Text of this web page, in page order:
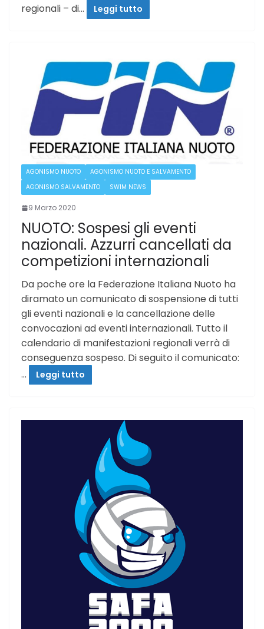
regionali – di…
Leggi tutto
AGONISMO NUOTO
AGONISMO NUOTO E SALVAMENTO
AGONISMO SALVAMENTO
SWIM NEWS
9 Marzo 2020
NUOTO: Sospesi gli eventi
nazionali. Azzurri cancellati da
competizioni internazionali
Da poche ore la Federazione Italiana Nuoto ha
diramato un comunicato di sospensione di tutti
gli eventi nazionali e la cancellazione delle
convocazioni ad eventi internazionali. Tutto il
calendario di manifestazioni regionali verrà di
conseguenza sospeso. Di seguito il comunicato:
…
Leggi tutto